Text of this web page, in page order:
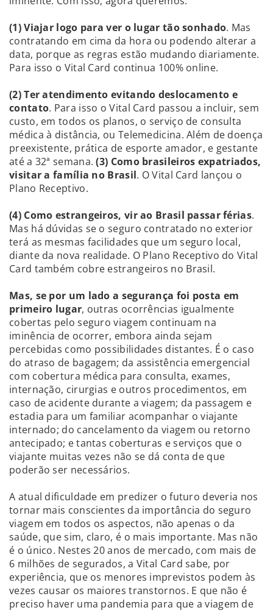
(1) Viajar logo para ver o lugar tão sonhado. Mas
contratando em cima da hora ou podendo alterar a
data, porque as regras estão mudando diariamente.
Para isso o Vital Card continua 100% online.
(2) Ter atendimento evitando deslocamento e
contato. Para isso o Vital Card passou a incluir, sem
custo, em todos os planos, o serviço de consulta
médica à distância, ou Telemedicina. Além de doença
preexistente, prática de esporte amador, e gestante
até a 32ª semana. (3) Como brasileiros expatriados,
visitar a família no Brasil. O Vital Card lançou o
Plano Receptivo.
(4) Como estrangeiros, vir ao Brasil passar férias.
Mas há dúvidas se o seguro contratado no exterior
terá as mesmas facilidades que um seguro local,
diante da nova realidade. O Plano Receptivo do Vital
Card também cobre estrangeiros no Brasil.
Mas, se por um lado a segurança foi posta em
primeiro lugar, outras ocorrências igualmente
cobertas pelo seguro viagem continuam na
iminência de ocorrer, embora ainda sejam
percebidas como possibilidades distantes. É o caso
do atraso de bagagem; da assistência emergencial
com cobertura médica para consulta, exames,
internação, cirurgias e outros procedimentos, em
caso de acidente durante a viagem; da passagem e
estadia para um familiar acompanhar o viajante
internado; do cancelamento da viagem ou retorno
antecipado; e tantas coberturas e serviços que o
viajante muitas vezes não se dá conta de que
poderão ser necessários.
A atual dificuldade em predizer o futuro deveria nos
tornar mais conscientes da importância do seguro
viagem em todos os aspectos, não apenas o da
saúde, que sim, claro, é o mais importante. Mas não
é o único. Nestes 20 anos de mercado, com mais de
6 milhões de segurados, a Vital Card sabe, por
experiência, que os menores imprevistos podem às
vezes causar os maiores transtornos. E que não é
preciso haver uma pandemia para que a viagem de